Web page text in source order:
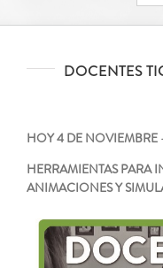
DOCENTES
HOY 4 DE NOVIEMBRE
HERRAMIENTAS PARA
ANIMACIONES Y